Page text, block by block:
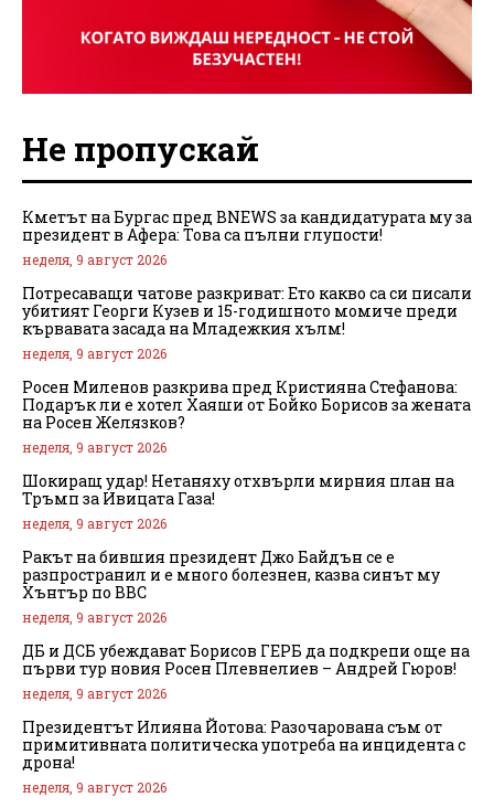
Не пропускай
Кметът на Бургас пред BNEWS за кандидатурата му за
президент в Афера: Това са пълни глупости!
неделя, 9 август 2026
Потресаващи чатове разкриват: Ето какво са си писали
убитият Георги Кузев и 15-годишното момиче преди
кървавата засада на Младежкия хълм!
неделя, 9 август 2026
Росен Миленов разкрива пред Кристияна Стефанова:
Подарък ли е хотел Хаяши от Бойко Борисов за жената
на Росен Желязков?
неделя, 9 август 2026
Шокиращ удар! Нетаняху отхвърли мирния план на
Тръмп за Ивицата Газа!
неделя, 9 август 2026
Ракът на бившия президент Джо Байдън се е
разпространил и е много болезнен, казва синът му
Хънтър по BBC
неделя, 9 август 2026
ДБ и ДСБ убеждават Борисов ГЕРБ да подкрепи още на
първи тур новия Росен Плевнелиев – Андрей Гюров!
неделя, 9 август 2026
Президентът Илияна Йотова: Разочарована съм от
примитивната политическа употреба на инцидента с
дрона!
неделя, 9 август 2026